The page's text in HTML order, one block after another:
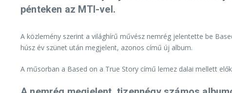
pénteken az MTI-vel.
A közlemény szerint a világhírű művész nemrég jelentette be
húsz év szünet után megjelent, azonos című új album.
A műsorban a Based on a True Story című lemez dalai mellett